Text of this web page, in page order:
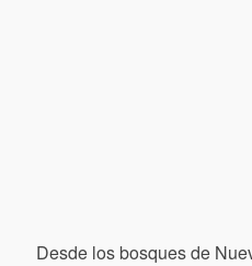
Desde los bosques de